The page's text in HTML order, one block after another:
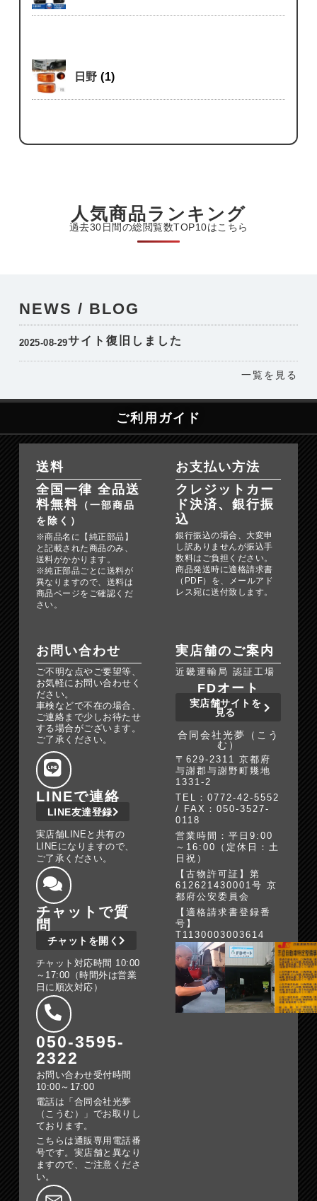
日野(1)
人気商品ランキング
過去30日間の総閲覧数TOP10はこちら
NEWS / BLOG
2025-08-29サイト復旧しました
一覧を見る
ご利用ガイド
送料
全国一律 全品送
料無料 （一部商品
を除く）
※商品名に【純正部品】
と記載された商品のみ、
送料がかかります。
※純正部品ごとに送料が
異なりますので、送料は
商品ページをご確認くだ
さい。
お支払い方法
クレジットカー
ド決済、銀行振
込
銀行振込の場合、大変申
し訳ありませんが振込手
数料はご負担ください。
商品発送時に適格請求書
（PDF）を、メールアド
レス宛に送付致します。
お問い合わせ
ご不明な点やご要望等、
お気軽にお問い合わせく
ださい。
車検などで不在の場合、
ご連絡まで少しお待たせ
する場合がございます。
ご了承ください。
LINEで連絡
LINE友達登録
実店舗LINEと共有の
LINEになりますので、
ご了承ください。
チャットで質
問
チャットを開く
チャット対応時間 10:00
～17:00（時間外は営業
日に順次対応）
050-3595-
2322
お問い合わせ受付時間
10:00～17:00
電話は「合同会社光夢
（こうむ）」でお取りし
ております。
こちらは通販専用電話番
号です。実店舗と異なり
ますので、ご注意くださ
い。
実店舗のご案内
近畿運輸局 認証工場
FDオート
実店舗サイトを
見る
合同会社光夢（こう
む）
〒629-2311 京都府
与謝郡与謝野町幾地
1331-2
TEL：0772-42-5552
/ FAX：050-3527-
0118
営業時間：平日9:00
～16:00（定休日：土
日祝）
【古物許可証】第
612621430001号 京
都府公安委員会
【適格請求書登録番
号】
T1130003003614